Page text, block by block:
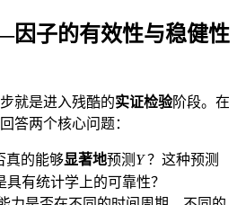
子的有效性与稳健性
就是进入残酷的实证检验阶段。在
答两个核心问题：
真的能够显著地预测 Y
Y ？这种预测
有统计学上的可靠性？